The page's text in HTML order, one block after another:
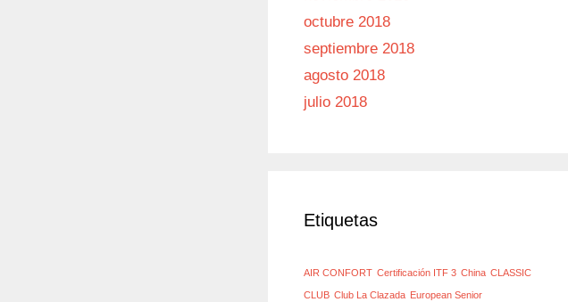
octubre 2018
septiembre 2018
agosto 2018
julio 2018
Etiquetas
AIR CONFORT Certificación ITF 3 China CLASSIC
CLUB Club La Clazada European Senior